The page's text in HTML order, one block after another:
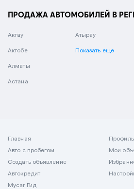
ПРОДАЖА АВТОМОБИЛЕЙ В
Актау
Актобе
Алматы
Астана
Атырау
Показать еще
Главная
Авто с пробегом
Создать объявление
Автокредит
Mycar Гид
Профиль
Мои